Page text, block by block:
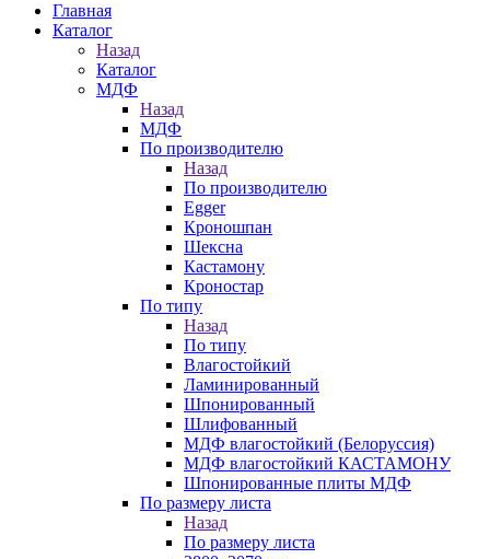
Главная
Каталог
Назад
Каталог
МДФ
Назад
МДФ
По производителю
Назад
По производителю
Egger
Кроношпан
Шексна
Кастамону
Кроностар
По типу
Назад
По типу
Влагостойкий
Ламинированный
Шпонированный
Шлифованный
МДФ влагостойкий (Белоруссия)
МДФ влагостойкий КАСТАМОНУ
Шпонированные плиты МДФ
По размеру листа
Назад
По размеру листа